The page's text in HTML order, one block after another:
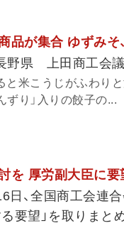
品が集合 ゆずみそ
県 上田商工会
と米こうじがふわりと
ずり」入りの餃子の...
を 厚労副大臣に要
日、全国商工会連
要望」を取りまと